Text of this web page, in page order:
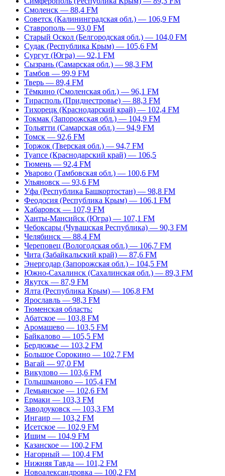
Смоленск — 88,4 FM
Советск (Калининградская обл.) — 106,9 FM
Ставрополь — 93,0 FM
Старый Оскол (Белгородская обл.) — 104,0 FM
Судак (Республика Крым) — 105,6 FM
Сургут (Югра) — 92,1 FM
Сызрань (Самарская обл.) — 98,3 FM
Тамбов — 99,9 FM
Тверь — 89,4 FM
Тёмкино (Смоленская обл.) — 96,1 FM
Тирасполь (Приднестровье) — 88,3 FM
Тихорецк (Краснодарский край) — 102,4 FM
Токмак (Запорожская обл.) — 104,9 FM
Тольятти (Самарская обл.) — 94,9 FM
Томск — 92,6 FM
Торжок (Тверская обл.) — 94,7 FM
Туапсе (Краснодарский край) — 106,5
Тюмень — 92,4 FM
Уварово (Тамбовская обл.) — 100,6 FM
Ульяновск — 93,6 FM
Уфа (Республика Башкортостан) — 98,8 FM
Феодосия (Республика Крым) — 106,1 FM
Хабаровск — 107,9 FM
Ханты-Мансийск (Югра) — 107,1 FM
Чебоксары (Чувашская Республика) — 90,3 FM
Челябинск — 88,4 FM
Череповец (Вологодская обл.) — 106,7 FM
Чита (Забайкальский край) — 87,6 FM
Энергодар (Запорожская обл.) – 104,5 FM
Южно-Сахалинск (Сахалинская обл.) — 89,3 FM
Якутск — 87,9 FM
Ялта (Республика Крым) — 106,8 FM
Ярославль — 98,3 FM
Тюменская область:
Абатское — 103,8 FM
Аромашево — 103,5 FM
Байкалово — 105,5 FM
Бердюжье — 103,2 FM
Большое Сорокино — 102,7 FM
Вагай — 97,0 FM
Викулово — 103,6 FM
Голышманово — 105,4 FM
Демьянское — 102,6 FM
Ермаки — 103,3 FM
Заводоуковск — 103,3 FM
Ингаир — 103,2 FM
Исетское — 102,9 FM
Ишим — 104,9 FM
Казанское — 100,2 FM
Нагорный — 100,4 FM
Нижняя Тавда — 101,2 FM
Новоалександровка — 100,2 FM